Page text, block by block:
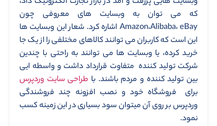
که می توان به وبسایت های معروفی چون
Amazon،Alibaba، eBay اشاره کرد. شعار این وبسایت ها
این است که کاربران می توانند کالاهای مختلفی را از یک جا
خرید کرده، یا وبسایت ها می توانند به راحتی با چندین
شرکت تولید کننده متفاوت قرارداد داشت و واسطه ایی
بین تولید کننده و مردم باشند. با طراحی سایت وردپرس
برای فروشگاه خود و نصب افزونه چند فروشندگی
وردپرس بر روی آن میتوان سود بسیاری در این زمینه کسب
نمود.